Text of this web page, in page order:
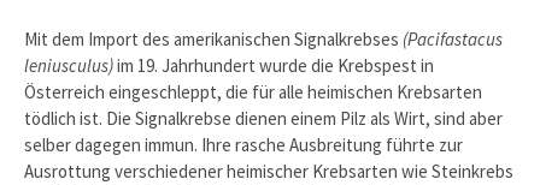
Mit dem Import des amerikanischen Signalkrebses (Pacifastacus
leniusculus)im 19. Jahrhundert wurde die Krebspest in
Österreich eingeschleppt, die für alle heimischen Krebsarten
tödlich ist. Die Signalkrebse dienen einem Pilz als Wirt, sind aber
selber dagegen immun. Ihre rasche Ausbreitung führte zur
Ausrottung verschiedener heimischer Krebsarten wie Steinkrebs